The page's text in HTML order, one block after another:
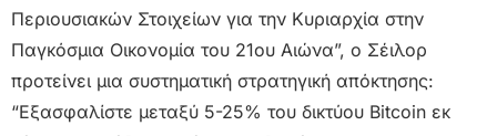
Περιουσιακών Στοιχείων για την Κυριαρχία στην
Παγκόσμια Οικονομία του 21ου Αιώνα”, ο Σέιλορ
προτείνει μια συστηματική στρατηγική απόκτησης:
“Εξασφαλίστε μεταξύ 5-25% του δικτύου Bitcoin εκ